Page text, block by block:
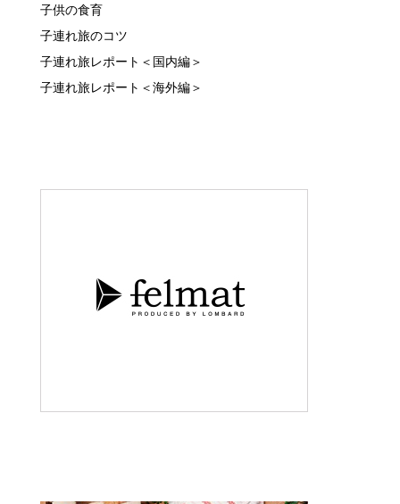
子供と暮らし
子供の食育
子連れ旅のコツ
子連れ旅レポート＜国内編＞